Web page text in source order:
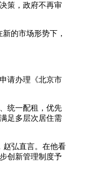
策，政府不再审
的市场形势下，
请办理《北京市
统一配租，优先
足多层次居住需
赵弘直言。在他看
创新管理制度予